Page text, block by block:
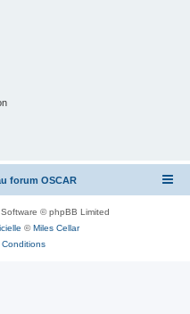
forum OSCAR
© phpBB Limited
©Miles Cellar
Conditions